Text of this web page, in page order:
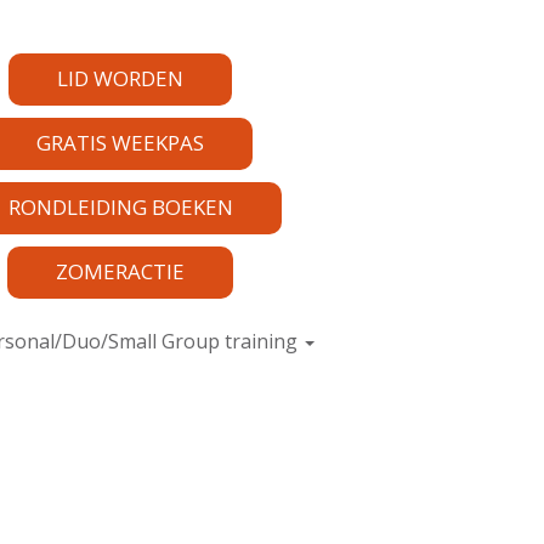
LID WORDEN
GRATIS WEEKPAS
RONDLEIDING BOEKEN
ZOMERACTIE
Duo/Small Group training